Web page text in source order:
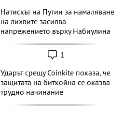
Натискът на Путин за намаляване
на лихвите засилва
напрежението върху Набиулина
1
Ударът срещу Coinkite показа, че
защитата на биткойна се оказва
трудно начинание